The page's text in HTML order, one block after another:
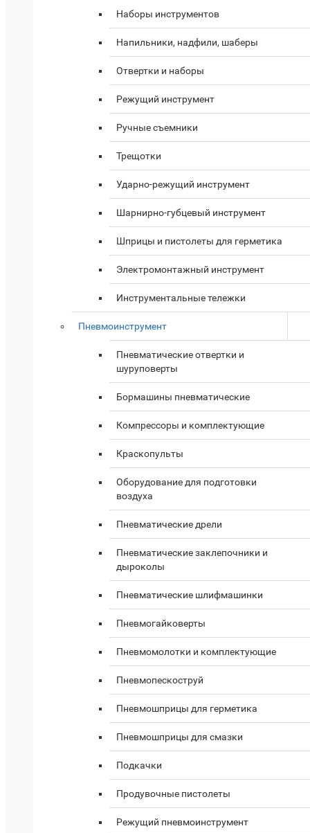
Наборы инструментов
Напильники, надфили, шаберы
Отвертки и наборы
Режущий инструмент
Ручные съемники
Трещотки
Ударно-режущий инструмент
Шарнирно-губцевый инструмент
Шприцы и пистолеты для герметика
Электромонтажный инструмент
Инструментальные тележки
Пневмоинструмент
Пневматические отвертки и
шуруповерты
Бормашины пневматические
Компрессоры и комплектующие
Краскопульты
Оборудование для подготовки
воздуха
Пневматические дрели
Пневматические заклепочники и
дыроколы
Пневматические шлифмашинки
Пневмогайковерты
Пневмомолотки и комплектующие
Пневмопескоструй
Пневмошприцы для герметика
Пневмошприцы для смазки
Подкачки
Продувочные пистолеты
Режущий пневмоинструмент